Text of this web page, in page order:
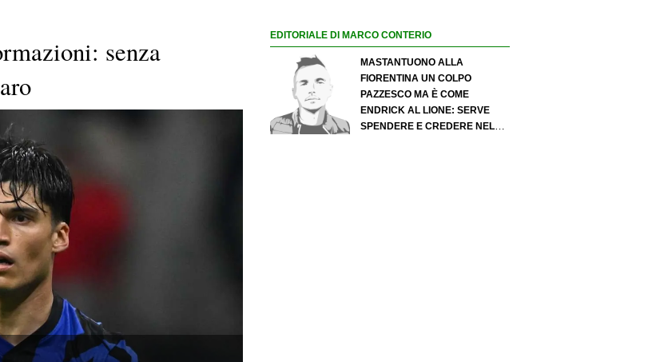
senza
EDITORIALE DI MARCO CONTERIO
MASTANTUONO ALLA
FIORENTINA UN COLPO
PAZZESCO MA È COME
ENDRICK AL LIONE: SERVE
SPENDERE E CREDERE NELLO